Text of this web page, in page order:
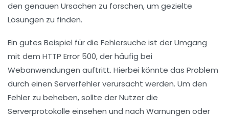
den genauen Ursachen zu forschen, um gezielte
Lösungen zu finden.
Ein gutes Beispiel für die Fehlersuche ist der Umgang
mit dem HTTP Error 500, der häufig bei
Webanwendungen auftritt. Hierbei könnte das Problem
durch einen Serverfehler verursacht werden. Um den
Fehler zu beheben, sollte der Nutzer die
Serverprotokolle einsehen und nach Warnungen oder